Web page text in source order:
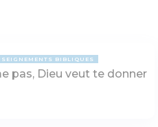
BIBLIQUES
pas, Dieu veut te donner